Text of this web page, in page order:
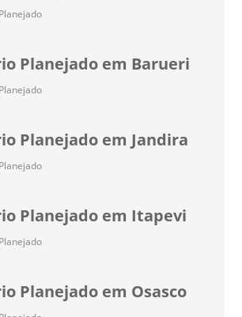
Planejado em Barueri
Planejado em Jandira
Planejado em Itapevi
Planejado em Osasco